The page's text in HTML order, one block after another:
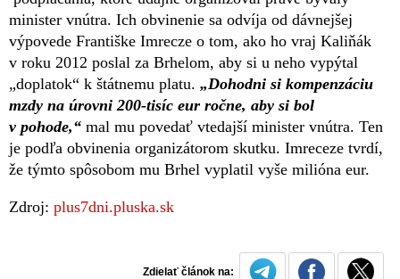
minister vnútra. Ich obvinenie sa odvíja od dávnejšej
výpovede Františke Imrecze o tom, ako ho vraj Kaliňák
v roku 2012 poslal za Brhelom, aby si u neho vypýtal
„doplatok“ k štátnemu platu. „Dohodni si kompenzáciu
mzdy na úrovni 200-tisíc eur ročne, aby si bol
v pohode,“ mal mu povedať vtedajší minister vnútra. Ten
je podľa obvinenia organizátorom skutku. Imreceze tvrdí,
že týmto spôsobom mu Brhel vyplatil vyše milióna eur.
Zdroj: plus7dni.pluska.sk
Zdielať článok na: